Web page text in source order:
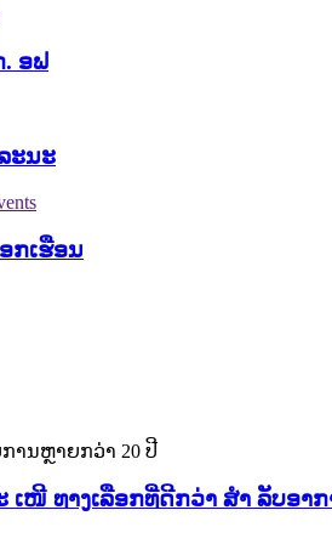
ອຟ
ະນະ
ກເຮືອນ
ານຫຼາຍກວ່າ 20 ປີ
ເໜີ ທາງເລືອກທີ່ດີກວ່າ ສຳ ລັບອາ